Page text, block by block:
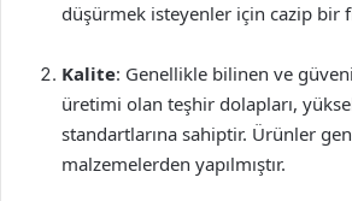
düşürmek isteyenler için cazip bir
Kalite: Genellikle bilinen ve
üretimi olan teşhir dolapları,
standartlarına sahiptir. Ürünler
malzemelerden yapılmıştır.